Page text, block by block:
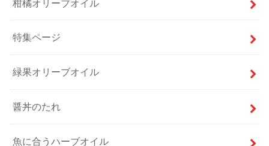
柑橘オリーブオイル
特集ページ
緑果オリーブオイル
醤丼のたれ
魚に合うハーブオイル